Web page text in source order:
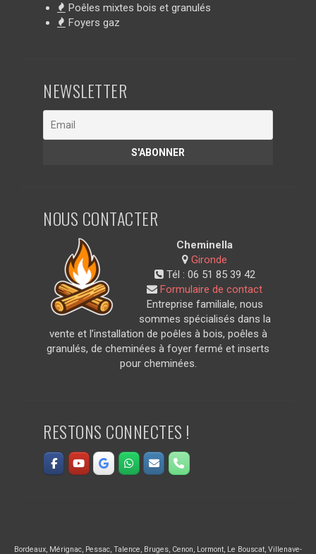
Poêles mixtes bois et granulés
Foyers gaz
NEWSLETTER
NOUS CONTACTER
Cheminella
Gironde
Tél : 06 51 85 39 42
Formulaire de contact
Entreprise familiale, nous
sommes spécialisés dans la
vente et l’installation de poêles à bois, poêles à
granulés, de cheminées à foyer fermé et inserts
pour cheminées.
RESTONS CONNECTES !
Bordeaux, Mérignac, Pessac, Talence, Bruges, Cenon, Lormont, Le Bouscat, Villenave-